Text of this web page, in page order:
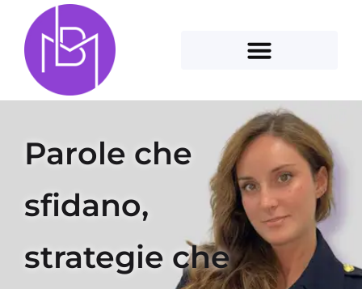
Parole che
sfidano,
strategie che